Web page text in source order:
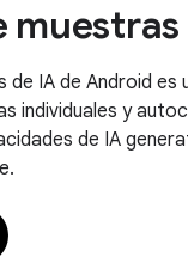
IA de Android es
individuales y
de IA